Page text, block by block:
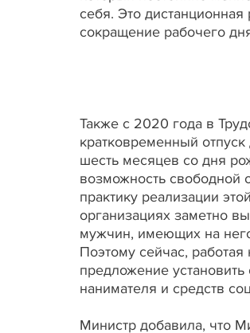
себя. Это
сокращение рабочего
Также с 2020 года в
кратковременный
шесть месяцев со дня
возможность свободной
практику реализации
организациях заметно
мужчин, имеющих на
Поэтому сейчас,
предложение
нанимателя и средств
Министр добавила, что